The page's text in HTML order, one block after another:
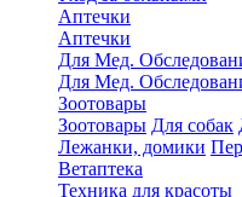
Аптечки
Аптечки
Для Мед.
Для Мед.
Зоотовары
Зоотовары Для собак
Лежанки, домики
Ветаптека
Техника для красоты